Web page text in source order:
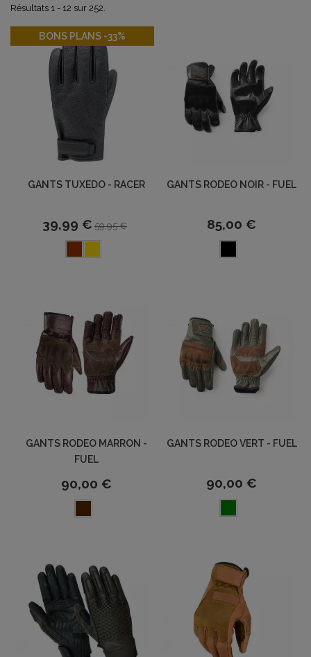
Résultats 1 - 12 sur 252.
BONS PLANS -33%
GANTS TUXEDO - RACER
39,99 € 59,95 €
GANTS RODEO NOIR - FUEL
85,00 €
GANTS RODEO MARRON -
FUEL
90,00 €
GANTS RODEO VERT - FUEL
90,00 €